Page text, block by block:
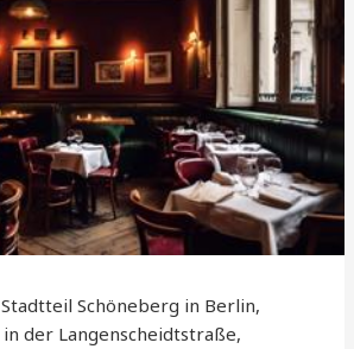
Schöneberg in Berlin,
der Langenscheidtstraße,